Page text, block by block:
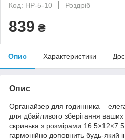
Код: HP-5-10
Роздріб
839 ₴
Опис Характеристики
Опис
Органайзер для годинника –
для дбайливого зберігання
скринька з розмірами
гармонійно доповнить будь-який